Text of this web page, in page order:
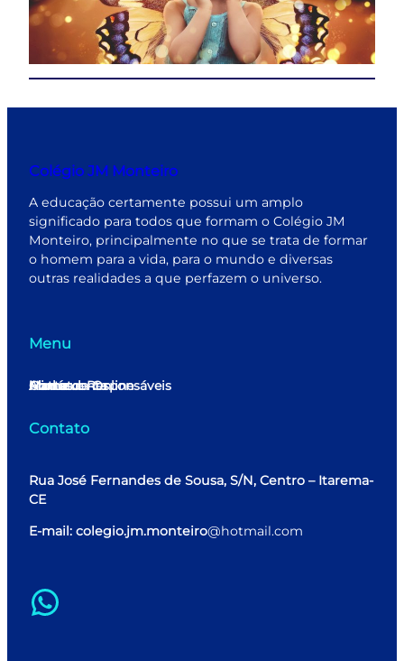
Colégio JM Monteiro
A educação certamente possui um amplo
significado para todos que formam o Colégio JM
Monteiro, principalmente no que se trata de formar
o homem para a vida, para o mundo e diversas
outras realidades a que perfazem o universo.
Menu
Home
Minha conta
Matrícula Online
Alunos e Responsáveis
Contato
Contato
Rua José Fernandes de Sousa, S/N, Centro – Itarema-
CE
E-mail: colegio.jm.monteiro@hotmail.com
WhatsApp